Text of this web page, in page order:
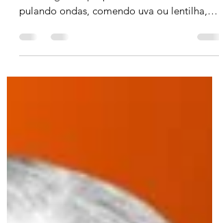
Fim de ano é um treco meio estranho, não
pulando ondas, comendo uva ou lentilha,
vestindo branco,...